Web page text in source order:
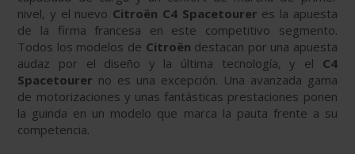
nivel, y el nuevo Citroën C4 Spacetourer es la apuesta
de la firma francesa en este competitivo segmento.
Todos los modelos de Citroën destacan por una apuesta
audaz por el diseño y la última tecnología, y el C4
Spacetourer no es una excepción. Una avanzada gama
de motorizaciones y unas fantásticas prestaciones ponen
la guinda en un modelo que marca la pauta frente a su
competencia.